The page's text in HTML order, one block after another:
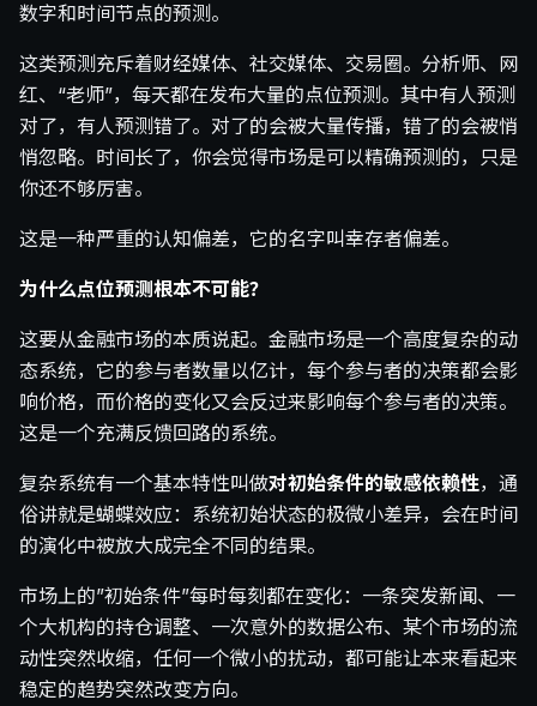
数字和时间节点的预测。
这类预测充斥着财经媒体、社交媒体、交易圈。分析师、网
红、“老师”，每天都在发布大量的点位预测。其中有人预测
对了，有人预测错了。对了的会被大量传播，错了的会被悄
悄忽略。时间长了，你会觉得市场是可以精确预测的，只是
你还不够厉害。
这是一种严重的认知偏差，它的名字叫幸存者偏差。
为什么点位预测根本不可能？
这要从金融市场的本质说起。金融市场是一个高度复杂的动
态系统，它的参与者数量以亿计，每个参与者的决策都会影
响价格，而价格的变化又会反过来影响每个参与者的决策。
这是一个充满反馈回路的系统。
复杂系统有一个基本特性叫做对初始条件的敏感依赖性，通
俗讲就是蝴蝶效应：系统初始状态的极微小差异，会在时间
的演化中被放大成完全不同的结果。
市场上的”初始条件”每时每刻都在变化：一条突发新闻、一
个大机构的持仓调整、一次意外的数据公布、某个市场的流
动性突然收缩，任何一个微小的扰动，都可能让本来看起来
稳定的趋势突然改变方向。